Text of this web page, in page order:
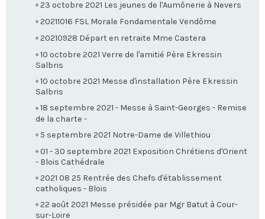
23 octobre 2021 Les jeunes de l'Aumônerie à Nevers
20211016 FSL Morale Fondamentale Vendôme
20210928 Départ en retraite Mme Castera
10 octobre 2021 Verre de l'amitié Père Ekressin
Salbris
10 octobre 2021 Messe d'installation Père Ekressin
Salbris
18 septembre 2021 - Messe à Saint-Georges - Remise
de la charte -
5 septembre 2021 Notre-Dame de Villethiou
01 - 30 septembre 2021 Exposition Chrétiens d'Orient
- Blois Cathédrale
2021 08 25 Rentrée des Chefs d'établissement
catholiques - Blois
22 août 2021 Messe présidée par Mgr Batut à Cour-
sur-Loire